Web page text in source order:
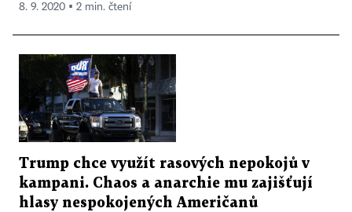
8. 9. 2020 ▪ 2 min. čtení
Trump chce využít rasových nepokojů v
kampani. Chaos a anarchie mu zajišťují
hlasy nespokojených Američanů